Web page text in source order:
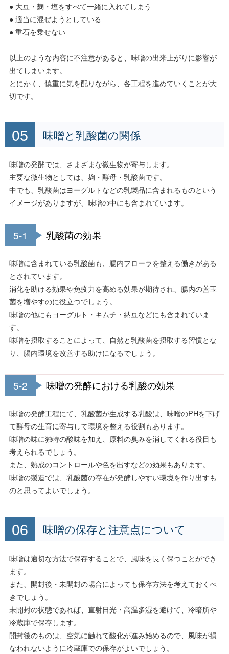
● 大豆・麹・塩をすべて一緒に入れてしまう
● 適当に混ぜようとしている
● 重石を乗せない
以上のような内容に不注意があると、味噌の出来上がりに影響が
出てしまいます。
とにかく、慎重に気を配りながら、各工程を進めていくことが大
切です。
味噌と乳酸菌の関係
味噌の発酵では、さまざまな微生物が寄与します。
主要な微生物としては、麹・酵母・乳酸菌です。
中でも、乳酸菌はヨーグルトなどの乳製品に含まれるものという
イメージがありますが、味噌の中にも含まれています。
5-1 乳酸菌の効果
味噌に含まれている乳酸菌も、腸内フローラを整える働きがある
とされています。
消化を助ける効果や免疫力を高める効果が期待され、腸内の善玉
菌を増やすのに役立つでしょう。
味噌の他にもヨーグルト・キムチ・納豆などにも含まれていま
す。
味噌を摂取することによって、自然と乳酸菌を摂取する習慣とな
り、腸内環境を改善する助けになるでしょう。
5-2 味噌の発酵における乳酸の効果
味噌の発酵工程にて、乳酸菌が生成する乳酸は、味噌のPHを下げ
て酵母の生育に寄与して環境を整える役割もあります。
味噌の味に独特の酸味を加え、原料の臭みを消してくれる役目も
考えられるでしょう。
また、熟成のコントロールや色を出すなどの効果もあります。
味噌の製造では、乳酸菌の存在が発酵しやすい環境を作り出すも
のと思ってよいでしょう。
味噌の保存と注意点について
味噌は適切な方法で保存することで、風味を長く保つことができ
ます。
また、開封後・未開封の場合によっても保存方法を考えておくべ
きでしょう。
未開封の状態であれば、直射日光・高温多湿を避けて、冷暗所や
冷蔵庫で保存します。
開封後のものは、空気に触れて酸化が進み始めるので、風味が損
なわれないように冷蔵庫での保存がよいでしょう。